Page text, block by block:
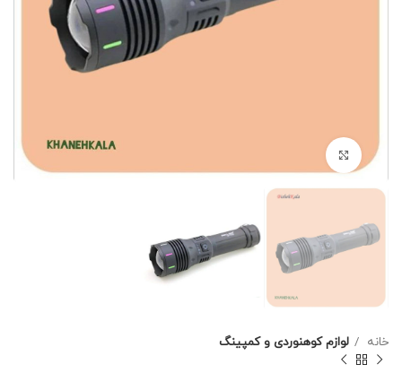
خانه لوازم کوهنوردی و کمپینگ